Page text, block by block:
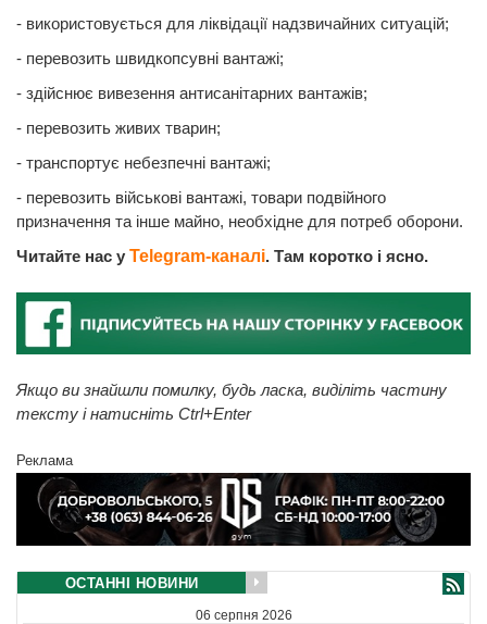
- використовується для ліквідації надзвичайних ситуацій;
- перевозить швидкопсувні вантажі;
- здійснює вивезення антисанітарних вантажів;
- перевозить живих тварин;
- транспортує небезпечні вантажі;
- перевозить військові вантажі, товари подвійного
призначення та інше майно, необхідне для потреб оборони.
Читайте нас у Telegram-каналі. Там коротко і ясно.
Якщо ви знайшли помилку, будь ласка, виділіть частину
тексту і натисніть Ctrl+Enter
Реклама
ОСТАННІ НОВИНИ
06 серпня 2026